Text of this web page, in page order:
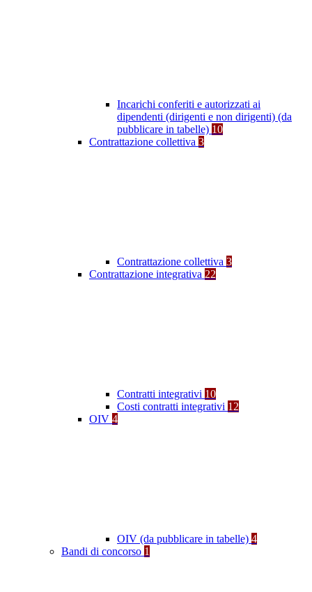
Incarichi conferiti e autorizzati ai
dipendenti (dirigenti e non dirigenti) (da
pubblicare in tabelle) 10
Contrattazione collettiva 3
Contrattazione collettiva 3
Contrattazione integrativa 22
Contratti integrativi 10
Costi contratti integrativi 12
OIV 4
OIV (da pubblicare in tabelle) 4
Bandi di concorso 1